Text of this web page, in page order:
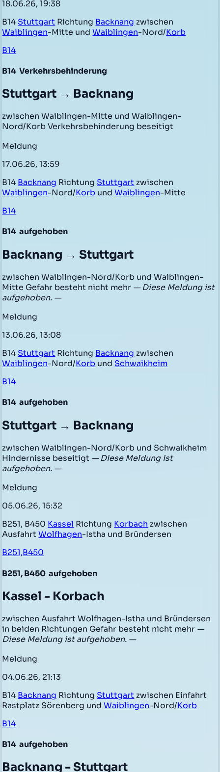
18.06.26, 19:38
B14 Stuttgart Richtung Backnang zwischen
Waiblingen-Mitte undWaiblingen-Nord/Korb
B14
B14 Verkehrsbehinderung
Stuttgart → Backnang
zwischen Waiblingen-Mitte und Waiblingen-
Nord/Korb Verkehrsbehinderung beseitigt
Meldung
17.06.26, 13:59
B14 Backnang Richtung Stuttgart zwischen
Waiblingen-Nord/Korb undWaiblingen-Mitte
B14
B14 aufgehoben
Backnang → Stuttgart
zwischen Waiblingen-Nord/Korb und Waiblingen-
Mitte Gefahr besteht nicht mehr — Diese Meldung ist
aufgehoben. —
Meldung
13.06.26, 13:08
B14 Stuttgart Richtung Backnang zwischen
Waiblingen-Nord/Korb und Schwaikheim
B14
B14 aufgehoben
Stuttgart → Backnang
zwischen Waiblingen-Nord/Korb und Schwaikheim
Hindernisse beseitigt — Diese Meldung ist
aufgehoben. —
Meldung
05.06.26, 15:32
B251, B450 Kassel Richtung Korbach zwischen
AusfahrtWolfhagen-Istha und Bründersen
B251,B450
B251, B450 aufgehoben
Kassel - Korbach
zwischen Ausfahrt Wolfhagen-Istha und Bründersen
in beiden Richtungen Gefahr besteht nicht mehr —
Diese Meldung ist aufgehoben. —
Meldung
04.06.26, 21:13
B14 Backnang Richtung Stuttgart zwischen Einfahrt
Rastplatz Sörenberg undWaiblingen-Nord/Korb
B14
B14 aufgehoben
Backnang - Stuttgart